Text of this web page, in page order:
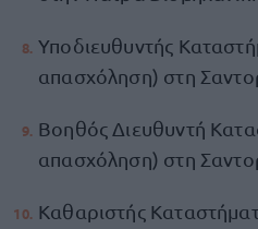
Υποδιευθυντής
απασχόληση) στη
Βοηθός Διευθυντή
απασχόληση) στη
Καθαριστής